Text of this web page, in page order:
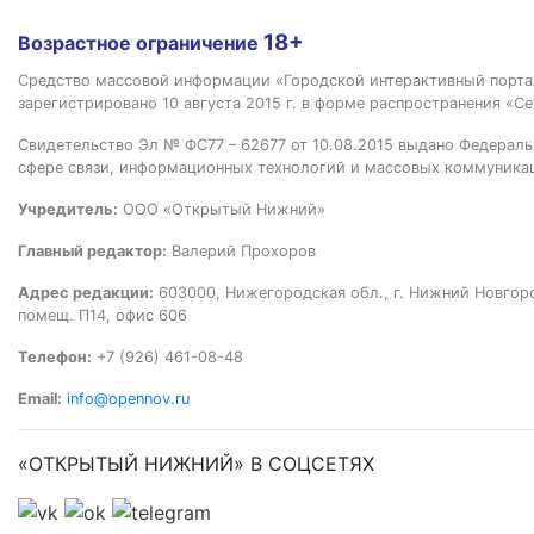
Возрастное ограничение 18+
Средство массовой информации «Городской интерактивный
зарегистрировано 10 августа 2015 г. в форме распространения
Свидетельство Эл № ФС77 – 62677 от 10.08.2015 выдано
сфере связи, информационных технологий и массовых
Учредитель: ООО «Открытый Нижний»
Главный редактор: Валерий Прохоров
Адрес редакции: 603000, Нижегородская обл., г. Нижний
помещ. П14, офис 606
Телефон: +7 (926) 461-08-48
Email: info@opennov.ru
«ОТКРЫТЫЙ НИЖНИЙ» В СОЦСЕТЯХ